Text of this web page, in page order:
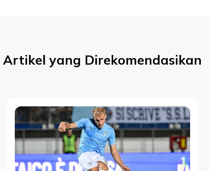
Artikel yang Direkomendasikan